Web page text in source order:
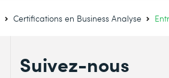
Certifications en Business Analyse
Suivez-nous